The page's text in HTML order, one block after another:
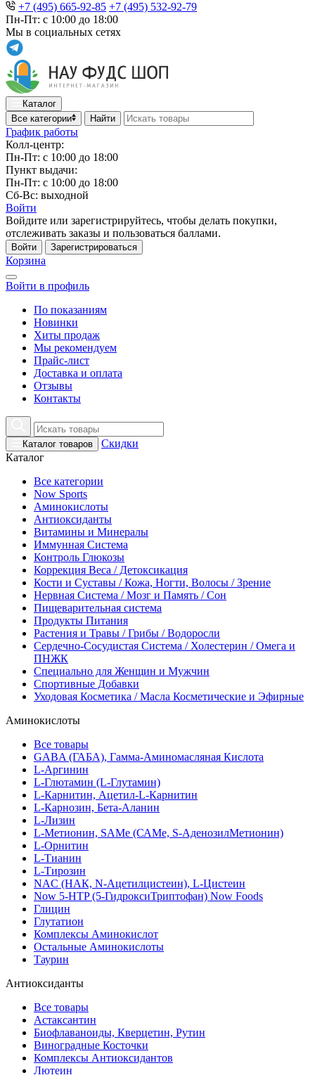
+7 (495) 665-92-85 +7 (495) 532-92-79
Пн-Пт: с 10:00 до 18:00
Мы в социальных сетях
Каталог
Все категории
Найти
График работы
Колл-центр:
Пн-Пт: с 10:00 до 18:00
Пункт выдачи:
Пн-Пт: с 10:00 до 18:00
Сб-Вс: выходной
Войти
Войдите или зарегистрируйтесь, чтобы делать покупки,
отслеживать заказы и пользоваться баллами.
Войти Зарегистрироваться
Корзина
Войти в профиль
По показаниям
Новинки
Хиты продаж
Мы рекомендуем
Прайс-лист
Доставка и оплата
Отзывы
Контакты
Каталог товаров
Скидки
Каталог
Все категории
Now Sports
Аминокислоты
Антиоксиданты
Витамины и Минералы
Иммунная Система
Контроль Глюкозы
Коррекция Веса / Детоксикация
Кости и Суставы / Кожа, Ногти, Волосы / Зрение
Нервная Система / Мозг и Память / Сон
Пищеварительная система
Продукты Питания
Растения и Травы / Грибы / Водоросли
Сердечно-Сосудистая Система / Холестерин / Омега и
ПНЖК
Специально для Женщин и Мужчин
Спортивные Добавки
Уходовая Косметика / Масла Косметические и Эфирные
Аминокислоты
Все товары
GABA (ГАБА), Гамма-Аминомасляная Кислота
L-Аргинин
L-Глютамин (L-Глутамин)
L-Карнитин, Ацетил-L-Карнитин
L-Карнозин, Бета-Аланин
L-Лизин
L-Метионин, SAMe (САМе, S-АденозилМетионин)
L-Орнитин
L-Тианин
L-Тирозин
NAC (НАК, N-Ацетилцистеин), L-Цистеин
Now 5-HTP (5-ГидроксиТриптофан) Now Foods
Глицин
Глутатион
Комплексы Аминокислот
Остальные Аминокислоты
Таурин
Антиоксиданты
Все товары
Астаксантин
Биофлаваноиды, Кверцетин, Рутин
Виноградные Косточки
Комплексы Антиоксидантов
Лютеин